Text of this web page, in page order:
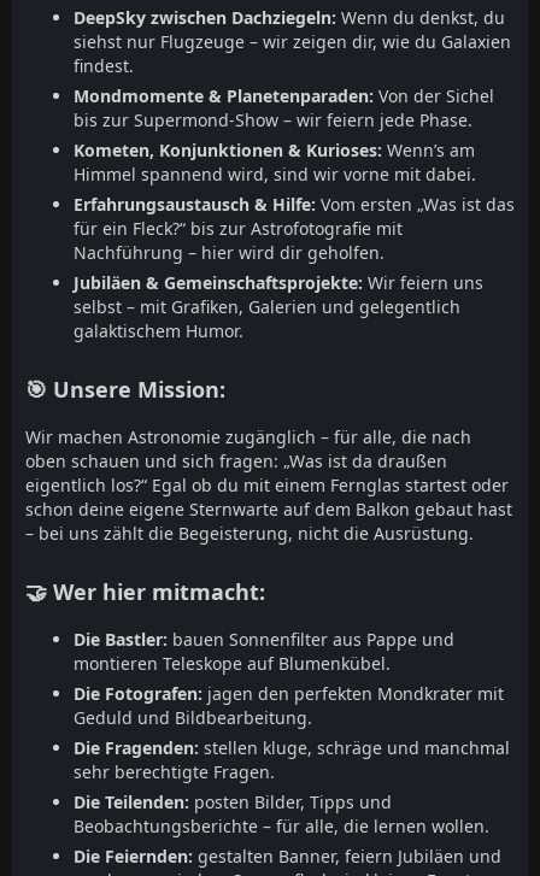
DeepSky zwischen Dachziegeln: Wenn du denkst, du
siehst nur Flugzeuge – wir zeigen dir, wie du Galaxien
findest.
Mondmomente & Planetenparaden: Von der Sichel
bis zur Supermond-Show – wir feiern jede Phase.
Kometen, Konjunktionen & Kurioses: Wenn’s am
Himmel spannend wird, sind wir vorne mit dabei.
Erfahrungsaustausch & Hilfe: Vom ersten „Was ist das
für ein Fleck?“ bis zur Astrofotografie mit
Nachführung – hier wird dir geholfen.
Jubiläen & Gemeinschaftsprojekte: Wir feiern uns
selbst – mit Grafiken, Galerien und gelegentlich
galaktischem Humor.
🎯 Unsere Mission:
Wir machen Astronomie zugänglich – für alle, die nach
oben schauen und sich fragen: „Was ist da draußen
eigentlich los?“ Egal ob du mit einem Fernglas startest oder
schon deine eigene Sternwarte auf dem Balkon gebaut hast
– bei uns zählt die Begeisterung, nicht die Ausrüstung.
🤝 Wer hier mitmacht:
Die Bastler: bauen Sonnenfilter aus Pappe und
montieren Teleskope auf Blumenkübel.
Die Fotografen: jagen den perfekten Mondkrater mit
Geduld und Bildbearbeitung.
Die Fragenden: stellen kluge, schräge und manchmal
sehr berechtigte Fragen.
Die Teilenden: posten Bilder, Tipps und
Beobachtungsberichte – für alle, die lernen wollen.
Die Feiernden: gestalten Banner, feiern Jubiläen und